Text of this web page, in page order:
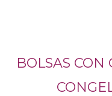
BOLSAS CON